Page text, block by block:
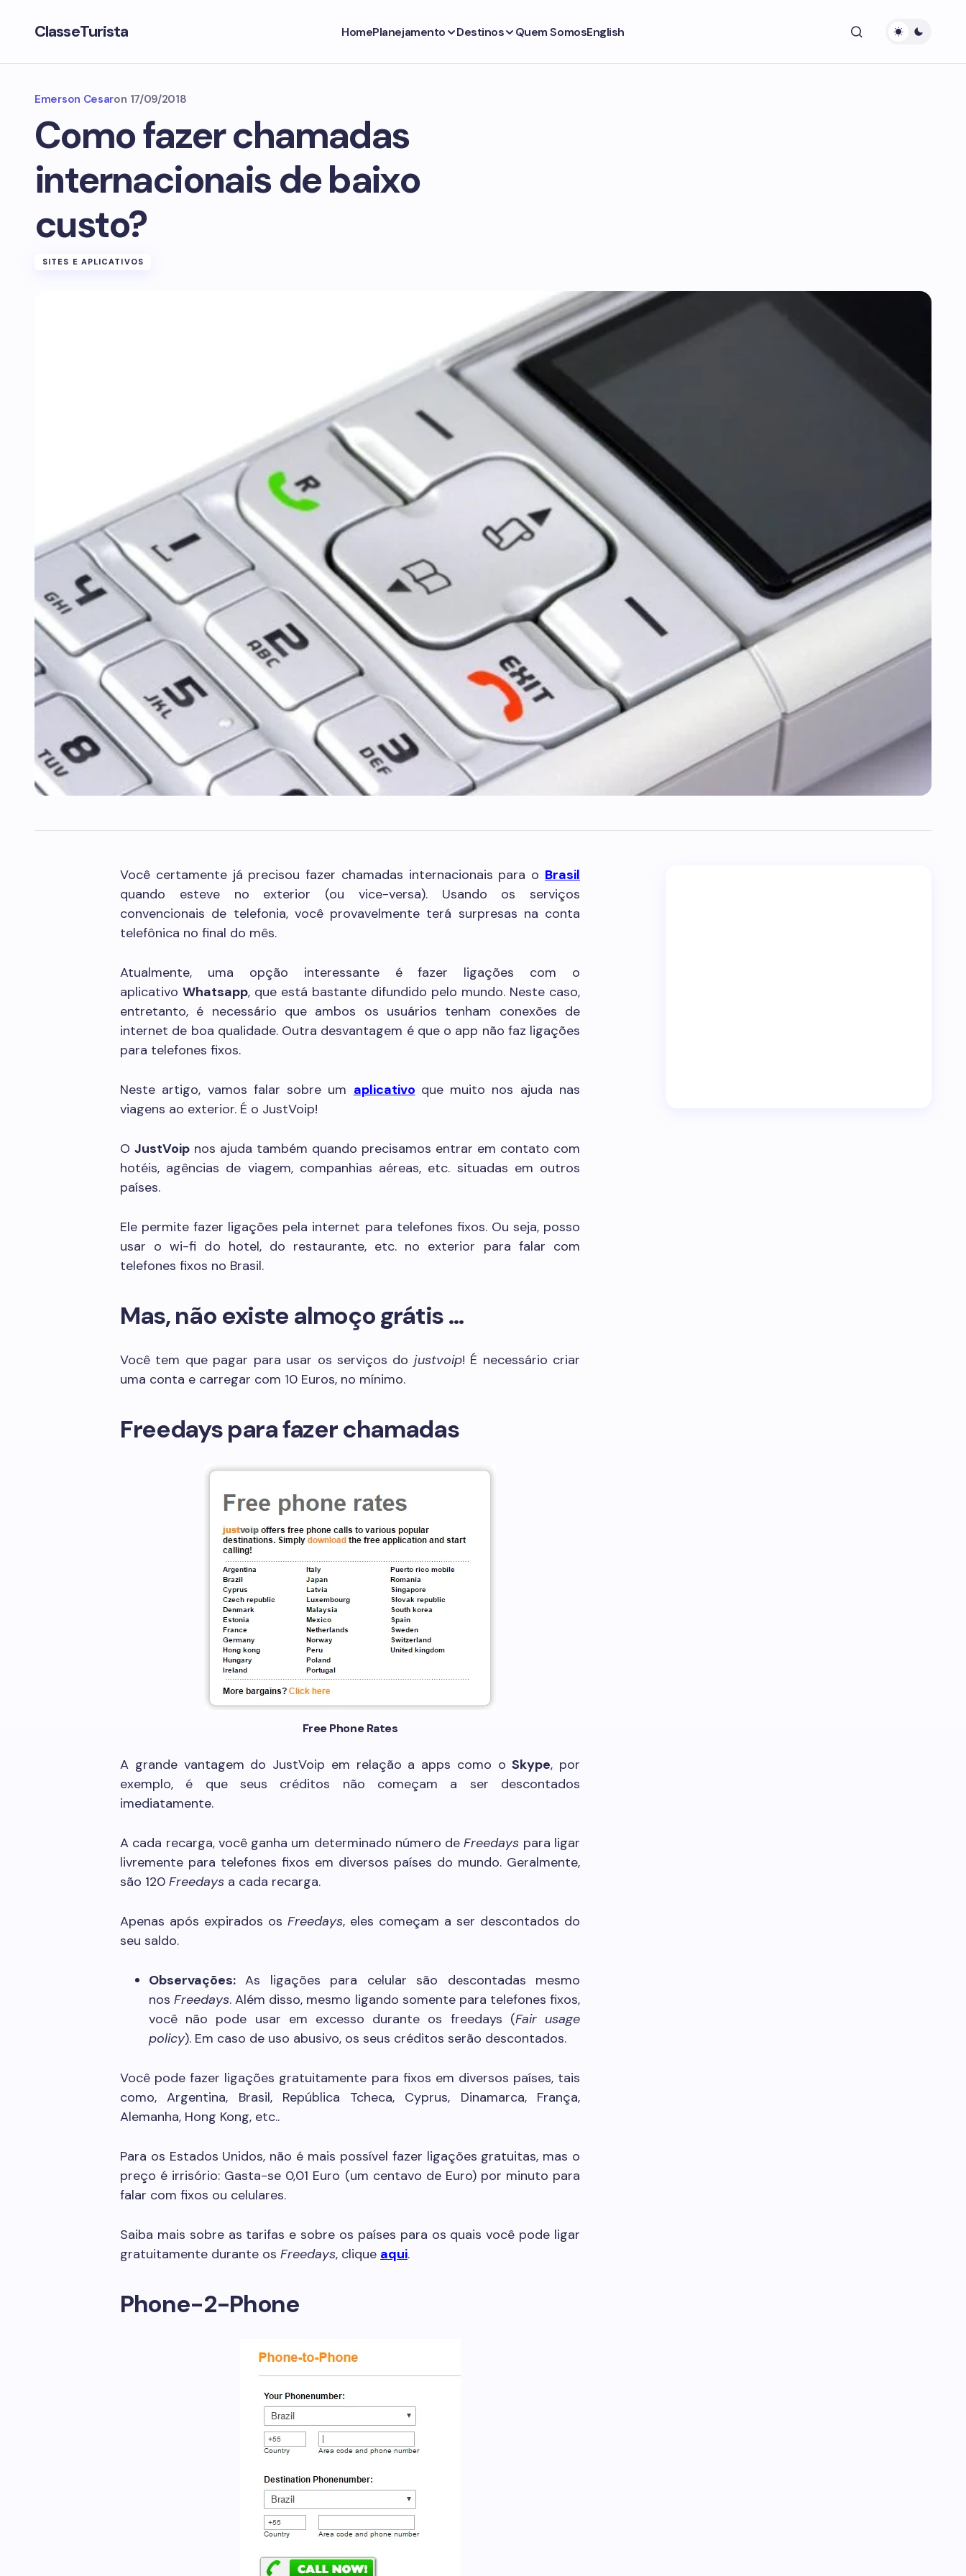
ClasseTurista HomePlanejamento Destinos Quem SomosEnglish
Emerson Cesaron 17/09/2018
Como fazer chamadas
internacionais de baixo
custo?
SITES E APLICATIVOS
Você certamente já precisou fazer chamadas internacionais para o Brasil
quando esteve no exterior (ou vice-versa). Usando os serviços
convencionais de telefonia, você provavelmente terá surpresas na conta
telefônica no final do mês.
Atualmente, uma opção interessante é fazer ligações com o
aplicativo Whatsapp, que está bastante difundido pelo mundo. Neste caso,
entretanto, é necessário que ambos os usuários tenham conexões de
internet de boa qualidade. Outra desvantagem é que o app não faz ligações
para telefones fixos.
Neste artigo, vamos falar sobre um aplicativo que muito nos ajuda nas
viagens ao exterior. É o JustVoip!
O JustVoip nos ajuda também quando precisamos entrar em contato com
hotéis, agências de viagem, companhias aéreas, etc. situadas em outros
países.
Ele permite fazer ligações pela internet para telefones fixos. Ou seja, posso
usar o wi-fi do hotel, do restaurante, etc. no exterior para falar com
telefones fixos no Brasil.
Mas, não existe almoço grátis …
Você tem que pagar para usar os serviços do justvoip! É necessário criar
uma conta e carregar com 10 Euros, no mínimo.
Freedays para fazer chamadas
Free Phone Rates
A grande vantagem do JustVoip em relação a apps como oSkype, por
exemplo, é que seus créditos não começam a ser descontados
imediatamente.
A cada recarga, você ganha um determinado número deFreedays para ligar
livremente para telefones fixos em diversos países do mundo. Geralmente,
são 120 Freedays a cada recarga.
Apenas após expirados os Freedays, eles começam a ser descontados do
seu saldo.
Observações: As ligações para celular são descontadas mesmo
nosFreedays. Além disso, mesmo ligando somente para telefones fixos,
você não pode usar em excesso durante os freedays (Fair usage
policy). Em caso de uso abusivo, os seus créditos serão descontados.
Você pode fazer ligações gratuitamente para fixos em diversos países, tais
como, Argentina, Brasil, República Tcheca, Cyprus, Dinamarca, França,
Alemanha, Hong Kong, etc..
Para os Estados Unidos, não é mais possível fazer ligações gratuitas, mas o
preço é irrisório: Gasta-se 0,01 Euro (um centavo de Euro) por minuto para
falar com fixos ou celulares.
Saiba mais sobre as tarifas e sobre os países para os quais você pode ligar
gratuitamente durante os Freedays, clique aqui.
Phone-2-Phone